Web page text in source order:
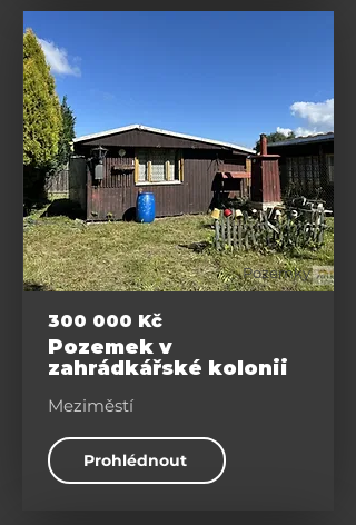
Pozemky
300 000 Kč
Pozemek v
zahrádkářské kolonii
Meziměstí
Prohlédnout